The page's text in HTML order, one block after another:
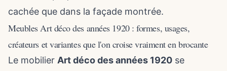
cachée que dans la façade montrée.
Meubles Art déco des années 1920 : formes, usages,
créateurs et variantes que l'on croise vraiment en brocante
Le mobilier Art déco des années 1920 se